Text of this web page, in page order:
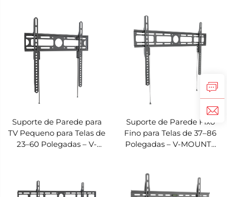
Suporte de Parede para
TV Pequeno para Telas de
23–60 Polegadas – V-
Suporte de Parede Fixo
Fino para Telas de 37–86
Polegadas – V-MOUNTS